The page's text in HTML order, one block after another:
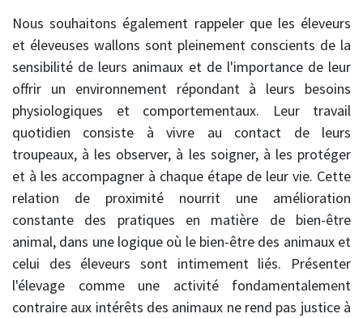
Nous souhaitons également rappeler que les éleveurs
et éleveuses wallons sont pleinement conscients de la
sensibilité de leurs animaux et de l'importance de leur
offrir un environnement répondant à leurs besoins
physiologiques et comportementaux. Leur travail
quotidien consiste à vivre au contact de leurs
troupeaux, à les observer, à les soigner, à les protéger
et à les accompagner à chaque étape de leur vie. Cette
relation de proximité nourrit une amélioration
constante des pratiques en matière de bien-être
animal, dans une logique où le bien-être des animaux et
celui des éleveurs sont intimement liés. Présenter
l'élevage comme une activité fondamentalement
contraire aux intérêts des animaux ne rend pas justice à